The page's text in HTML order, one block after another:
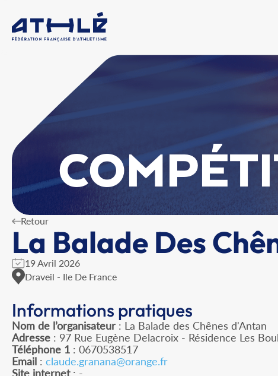
Retour
La Balade Des
19 Avril 2026
Draveil - Ile De France
Informations pratiques
Nom de l’organisateur : La Balade des Chênes d'Antan
Adresse : 97 Rue Eugène Delacroix - Résidence Les
Téléphone 1 : 0670538517
Email : claude.granana@orange.fr
Site internet: -